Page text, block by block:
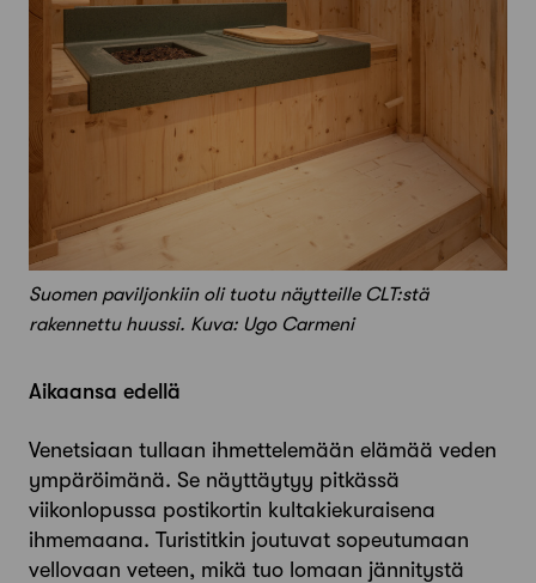
Suomen paviljonkiin oli tuotu näytteille CLT:stä
rakennettu huussi. Kuva: Ugo Carmeni
Aikaansa edellä
Venetsiaan tullaan ihmettelemään elämää veden
ympäröimänä. Se näyttäytyy pitkässä
viikonlopussa postikortin kultakiekuraisena
ihmemaana. Turistitkin joutuvat sopeutumaan
vellovaan veteen, mikä tuo lomaan jännitystä